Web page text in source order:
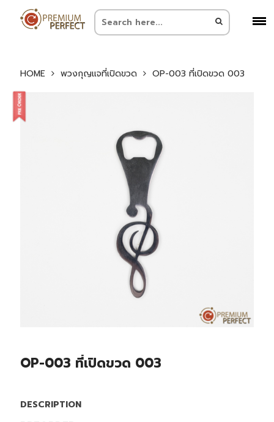
HOME พวงกุญแจที่เปิดขวด OP-003 ที่เปิดขวด 003
OP-003 ที่เปิดขวด 003
DESCRIPTION